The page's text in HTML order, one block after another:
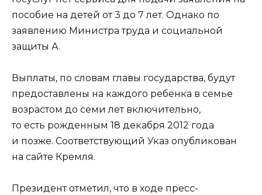
пособие на детей от 3 до 7 лет. Однако по
заявлению Министра труда и социальной
защиты А.
Выплаты, по словам главы государства, будут
предоставлены на каждого ребенка в семье
возрастом до семи лет включительно,
то есть рожденным 18 декабря 2012 года
и позже. Соответствующий Указ опубликован
на сайте Кремля.
Президент отметил, что в ходе пресс-